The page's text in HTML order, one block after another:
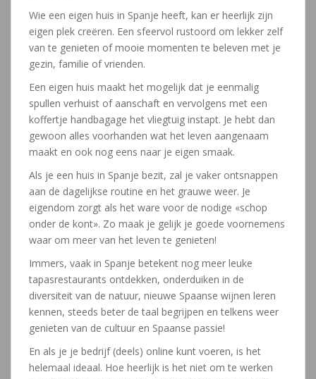
Wie een eigen huis in Spanje heeft, kan er heerlijk zijn
eigen plek creëren. Een sfeervol rustoord om lekker zelf
van te genieten of mooie momenten te beleven met je
gezin, familie of vrienden.
Een eigen huis maakt het mogelijk dat je eenmalig
spullen verhuist of aanschaft en vervolgens met een
koffertje handbagage het vliegtuig instapt. Je hebt dan
gewoon alles voorhanden wat het leven aangenaam
maakt en ook nog eens naar je eigen smaak.
Als je een huis in Spanje bezit, zal je vaker ontsnappen
aan de dagelijkse routine en het grauwe weer. Je
eigendom zorgt als het ware voor de nodige «schop
onder de kont». Zo maak je gelijk je goede voornemens
waar om meer van het leven te genieten!
Immers, vaak in Spanje betekent nog meer leuke
tapasrestaurants ontdekken, onderduiken in de
diversiteit van de natuur, nieuwe Spaanse wijnen leren
kennen, steeds beter de taal begrijpen en telkens weer
genieten van de cultuur en Spaanse passie!
En als je je bedrijf (deels) online kunt voeren, is het
helemaal ideaal. Hoe heerlijk is het niet om te werken